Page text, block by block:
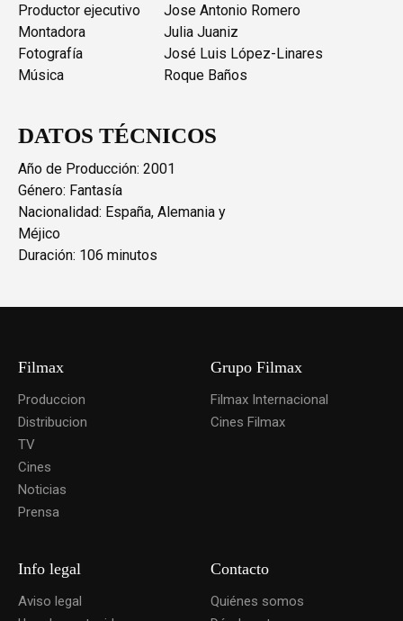
Productor ejecutivo
Jose Antonio Romero
Montadora
Julia Juaniz
Fotografía
José Luis López-Linares
Música
Roque Baños
DATOS TÉCNICOS
Año de Producción: 2001
Género: Fantasía
Nacionalidad: España, Alemania y
Méjico
Duración: 106 minutos
Filmax
Produccion
Distribucion
TV
Cines
Noticias
Prensa
Grupo Filmax
Filmax Internacional
Cines Filmax
Info legal
Aviso legal
Contacto
Quiénes somos